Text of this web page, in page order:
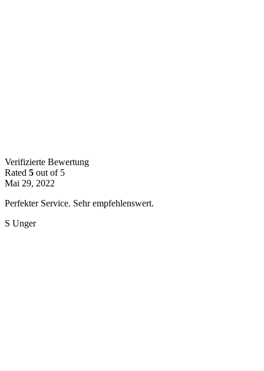
Verifizierte Bewertung
Rated 5 out of 5
Mai 29, 2022
Perfekter Service. Sehr empfehlenswert.
S Unger